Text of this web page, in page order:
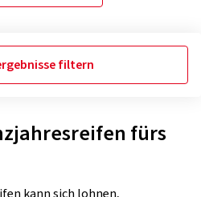
filtern
fürs